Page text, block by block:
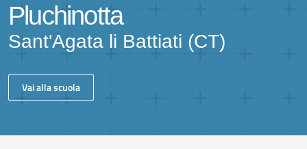
Pluchinotta
Sant'Agata li Battiati (CT)
Vai alla scuola